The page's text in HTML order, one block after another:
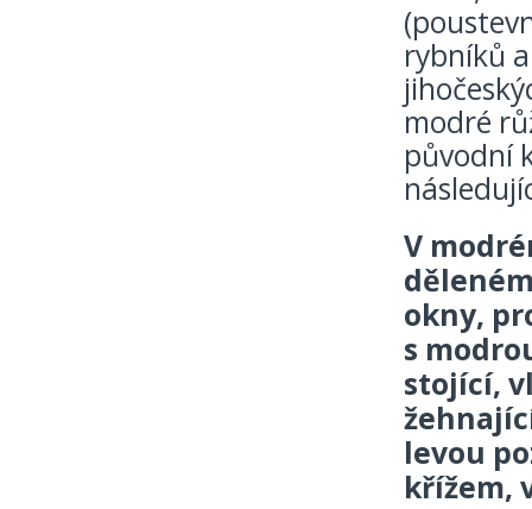
rybníků
modré
původní
V
okny,
s
stojící,
levou
křížem,